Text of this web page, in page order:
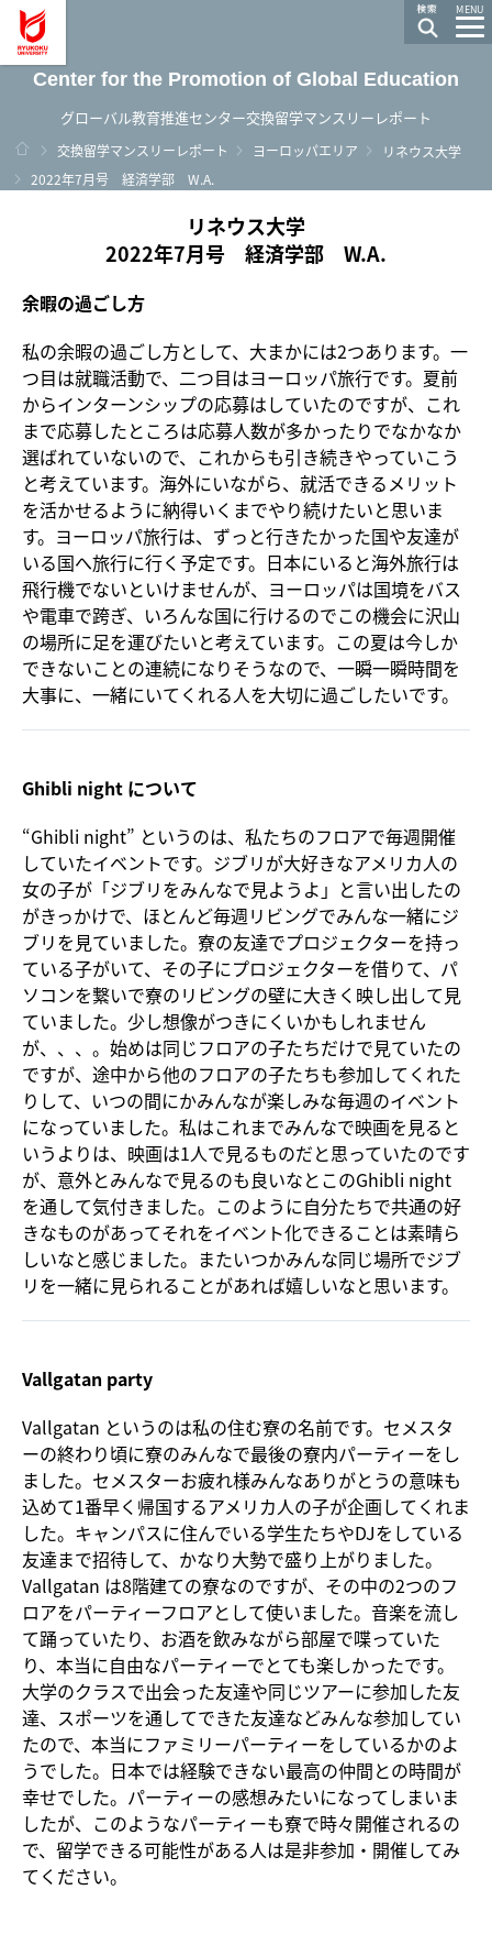
MENU
Center for the Promotion of Global Education
グローバル教育推進センター交換留学マンスリーレポート
ホーム
交換留学マンスリーレポート ヨーロッパエリア
リネウス大学
2022年7月号 経済学部 W.A.
リネウス大学
2022年7月号 経済学部 W.A.
余暇の過ごし方
私の余暇の過ごし方として、大まかには2つあります。一
つ目は就職活動で、二つ目はヨーロッパ旅行です。夏前
からインターンシップの応募はしていたのですが、これ
まで応募したところは応募人数が多かったりでなかなか
選ばれていないので、これからも引き続きやっていこう
と考えています。海外にいながら、就活できるメリット
を活かせるように納得いくまでやり続けたいと思いま
す。ヨーロッパ旅行は、ずっと行きたかった国や友達が
いる国へ旅行に行く予定です。日本にいると海外旅行は
飛行機でないといけませんが、ヨーロッパは国境をバス
や電車で跨ぎ、いろんな国に行けるのでこの機会に沢山
の場所に足を運びたいと考えています。この夏は今しか
できないことの連続になりそうなので、一瞬一瞬時間を
大事に、一緒にいてくれる人を大切に過ごしたいです。
Ghibli night について
“Ghibli night” というのは、私たちのフロアで毎週開催
していたイベントです。ジブリが大好きなアメリカ人の
女の子が「ジブリをみんなで見ようよ」と言い出したの
がきっかけで、ほとんど毎週リビングでみんな一緒にジ
ブリを見ていました。寮の友達でプロジェクターを持っ
ている子がいて、その子にプロジェクターを借りて、パ
ソコンを繋いで寮のリビングの壁に大きく映し出して見
ていました。少し想像がつきにくいかもしれません
が、、、。始めは同じフロアの子たちだけで見ていたの
ですが、途中から他のフロアの子たちも参加してくれた
りして、いつの間にかみんなが楽しみな毎週のイベント
になっていました。私はこれまでみんなで映画を見ると
いうよりは、映画は1人で見るものだと思っていたのです
が、意外とみんなで見るのも良いなとこのGhibli night
を通して気付きました。このように自分たちで共通の好
きなものがあってそれをイベント化できることは素晴ら
しいなと感じました。またいつかみんな同じ場所でジブ
リを一緒に見られることがあれば嬉しいなと思います。
Vallgatan party
Vallgatan というのは私の住む寮の名前です。セメスタ
ーの終わり頃に寮のみんなで最後の寮内パーティーをし
ました。セメスターお疲れ様みんなありがとうの意味も
込めて1番早く帰国するアメリカ人の子が企画してくれま
した。キャンパスに住んでいる学生たちやDJをしている
友達まで招待して、かなり大勢で盛り上がりました。
Vallgatan は8階建ての寮なのですが、その中の2つのフ
ロアをパーティーフロアとして使いました。音楽を流し
て踊っていたり、お酒を飲みながら部屋で喋っていた
り、本当に自由なパーティーでとても楽しかったです。
大学のクラスで出会った友達や同じツアーに参加した友
達、スポーツを通してできた友達などみんな参加してい
たので、本当にファミリーパーティーをしているかのよ
うでした。日本では経験できない最高の仲間との時間が
幸せでした。パーティーの感想みたいになってしまいま
したが、このようなパーティーも寮で時々開催されるの
で、留学できる可能性がある人は是非参加・開催してみ
てください。